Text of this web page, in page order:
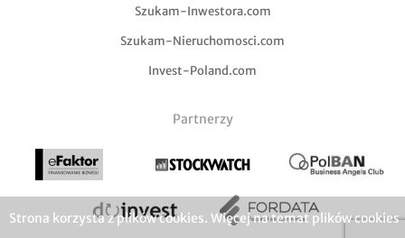
Szukam-Inwestora.com
Szukam-Nieruchomosci.com
Invest-Poland.com
Partnerzy
Strona korzysta z plików cookies. Więcej na temat plików cookies